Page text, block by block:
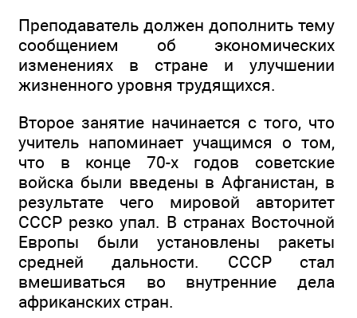
Преподаватель должен дополнить тему
сообщением об экономических
изменениях в стране и улучшении
жизненного уровня трудящихся.
Второе занятие начинается с того, что
учитель напоминает учащимся о том,
что в конце 70-х годов советские
войска были введены в Афганистан, в
результате чего мировой авторитет
СССР резко упал. В странах Восточной
Европы были установлены ракеты
средней дальности. СССР стал
вмешиваться во внутренние дела
африканских стран.